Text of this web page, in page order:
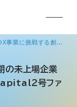
事業に挑戦する創…
の未上場企業
２号ファ